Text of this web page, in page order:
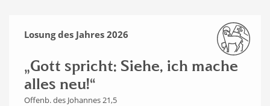
Losung des Jahres 2026
„Gott spricht: Siehe, ich mache
alles neu!“
Offenb. des Johannes 21,5